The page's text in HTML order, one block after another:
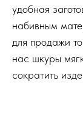
удобная
набивным
для продажи
нас шкуры
сократить